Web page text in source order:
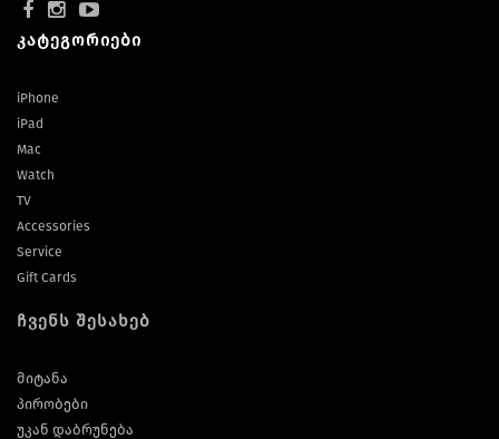
კატეგორიები
iPhone
iPad
Mac
Watch
TV
Accessories
Service
Gift Cards
ჩვენს შესახებ
მიტანა
პირობები
უკან დაბრუნება